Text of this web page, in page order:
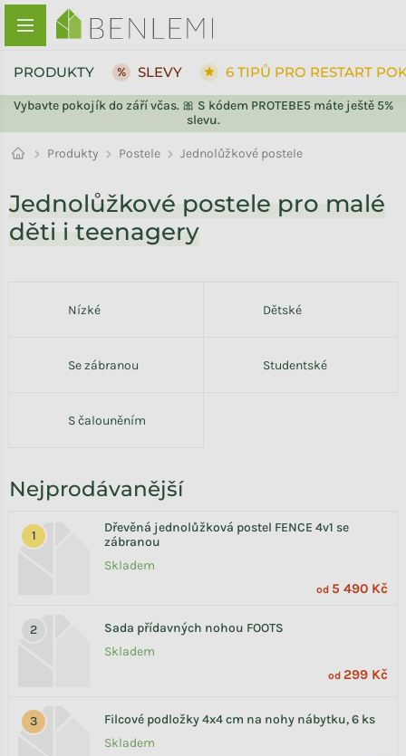
Přejít na obsah
Vybavte pokojík do září včas. 🎀 S kódem PROTEBE5 máte ještě 5%
slevu.
PRODUKTY SLEVY 6 TIPŮ PRO RESTART
Produkty Postele Jednolůžkové postele
Jednolůžkové postele pro malé
děti i teenagery
Nízké Dětské
Se zábranou Studentské
S čalouněním
Nejprodávanější
Dřevěná jednolůžková postel FENCE 4v1 se
zábranou
Skladem
od 5 490 Kč
Sada přídavných nohou FOOTS
Skladem
od 299 Kč
Filcové podložky 4x4 cm na nohy nábytku, 6 ks
Skladem